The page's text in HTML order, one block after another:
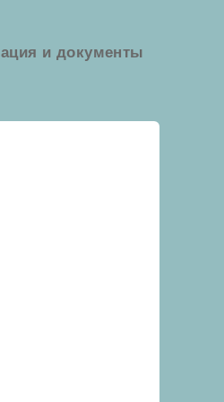
и документы